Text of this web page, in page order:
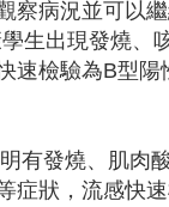
察病況並可以
生出現發燒、
速檢驗為B型陽
有發燒、肌肉
症狀，流感快